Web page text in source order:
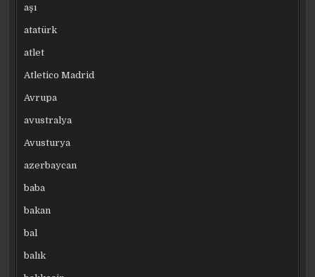
aşı
atatürk
atlet
Atletico Madrid
Avrupa
avustralya
Avusturya
azerbaycan
baba
bakan
bal
balık